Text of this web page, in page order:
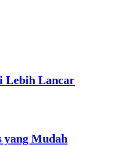
Lebih Lancar
yang Mudah